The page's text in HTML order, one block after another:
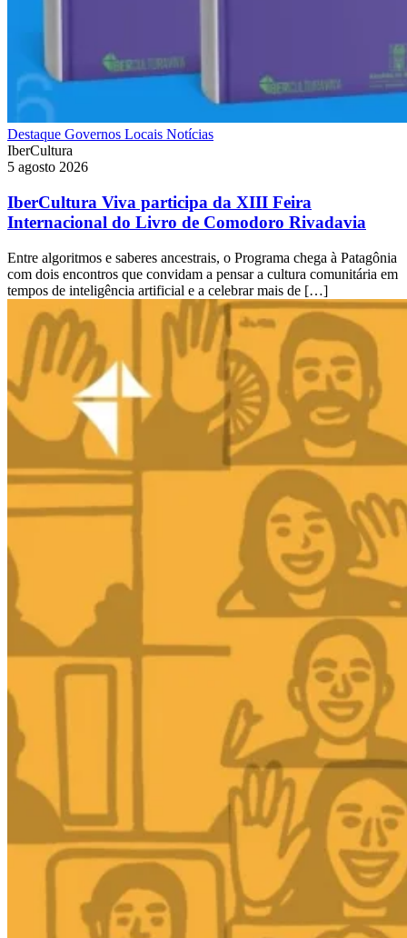
Destaque Governos Locais Notícias
IberCultura
5 agosto 2026
IberCultura Viva participa da XIII Feira
Internacional do Livro de Comodoro Rivadavia
Entre algoritmos e saberes ancestrais, o Programa chega à Patagônia
com dois encontros que convidam a pensar a cultura comunitária em
tempos de inteligência artificial e a celebrar mais de […]